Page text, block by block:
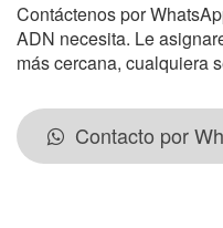
Contáctenos por
ADN necesita. Le
más cercana, cualquiera
Contacto por